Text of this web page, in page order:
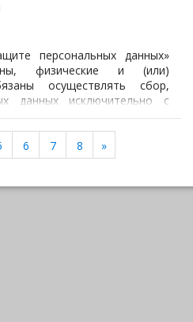
персональных данных»
физические и (или)
осуществлять сбор,
данных исключительно с
к которому относятся
или его законного
предусмотренных
6 7 8 »